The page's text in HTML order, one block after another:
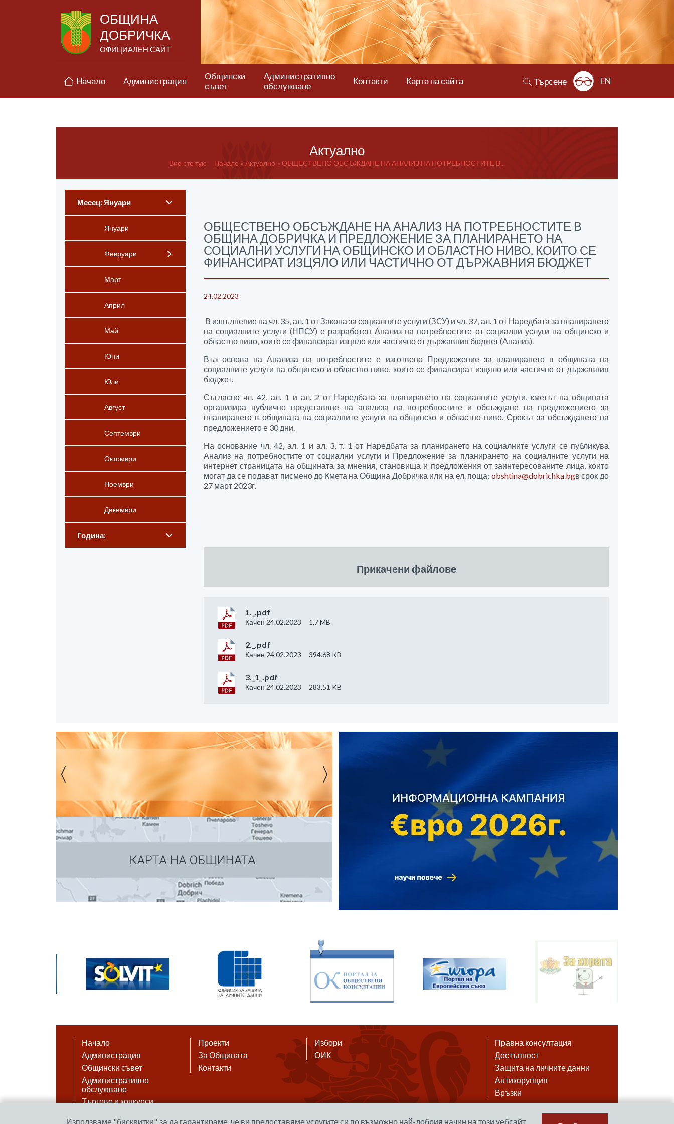
ОБЩИНА
ДОБРИЧКА
ОФИЦИАЛЕН САЙТ
Начало Администрация
Общински
съвет
Административно
обслужване
Контакти Карта на сайта Търсене EN
Актуално
Вие сте тук: Начало Актуално ОБЩЕСТВЕНО ОБСЪЖДАНЕ НА АНАЛИЗ НА ПОТРЕБНОСТИТЕ В...
Месец: Януари
Януари
Февруари
Март
Април
Май
Юни
Юли
Август
Септември
Октомври
Ноември
Декември
Година:
ОБЩЕСТВЕНО ОБСЪЖДАНЕ НА АНАЛИЗ НА ПОТРЕБНОСТИТЕ В
ОБЩИНА ДОБРИЧКА И ПРЕДЛОЖЕНИЕ ЗА ПЛАНИРАНЕТО НА
СОЦИАЛНИ УСЛУГИ НА ОБЩИНСКО И ОБЛАСТНО НИВО, КОИТО СЕ
ФИНАНСИРАТ ИЗЦЯЛО ИЛИ ЧАСТИЧНО ОТ ДЪРЖАВНИЯ БЮДЖЕТ
24.02.2023
В изпълнение на чл. 35, ал. 1 от Закона за социалните услуги (ЗСУ) и чл. 37, ал. 1 от Наредбата за планирането
на социалните услуги (НПСУ) е разработен Анализ на потребностите от социални услуги на общинско и
областно ниво, които се финансират изцяло или частично от държавния бюджет (Анализ).
Въз основа на Анализа на потребностите е изготвено Предложение за планирането в общината на
социалните услуги на общинско и областно ниво, които се финансират изцяло или частично от държавния
бюджет.
Съгласно чл. 42, ал. 1 и ал. 2 от Наредбата за планирането на социалните услуги, кметът на общината
организира публично представяне на анализа на потребностите и обсъждане на предложението за
планирането в общината на социалните услуги на общинско и областно ниво. Срокът за обсъждането на
предложението е 30 дни.
На основание чл. 42, ал. 1 и ал. 3, т. 1 от Наредбата за планирането на социалните услуги се публикува
Анализ на потребностите от социални услуги и Предложение за планирането на социалните услуги на
интернет страницата на общината за мнения, становища и предложения от заинтересованите лица, които
могат да се подават писмено до Кмета на Община Добричка или на ел. поща: obshtina@dobrichka.bgв срок до
27 март 2023г.
Прикачени файлове
1._.pdf
Качен 24.02.2023 1.7 MB
2._.pdf
Качен 24.02.2023 394.68 KB
3._1_.pdf
Качен 24.02.2023 283.51 KB
Начало
Администрация
Общински съвет
Административно
обслужване
Търгове и конкурси
Проекти
За Общината
Контакти
Избори
ОИК
Правна консултация
Достъпност
Защита на личните данни
Антикорупция
Връзки
Използваме "бисквитки", за да гарантираме, че ви предоставяме услугите си по възможно най-добрия начин на този уебсайт.